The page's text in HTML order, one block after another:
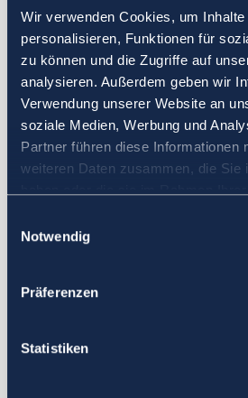
Wir verwenden Cookies, um
personalisieren, Funktionen für
zu können und die Zugriffe auf
analysieren. Außerdem geben wir
Verwendung unserer Website an
soziale Medien, Werbung und
Partner führen diese Informationen
weiteren Daten zusammen, die Sie
Notwendig
Präferenzen
Statistiken